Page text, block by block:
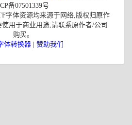
备07501339号
字体资源均来源于网络,版权归原作
用于商业用途,请联系原作者/公司
购买。
体转换器| 赞助我们